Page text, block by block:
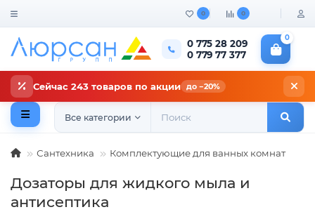
0 0
0 775 28 209
0 779 77 377
0
Сейчас 243 товаров по акции до −20%
Все категории
Сантехника Комплектующие для ванных комнат
Дозаторы для жидкого мыла и
антисептика